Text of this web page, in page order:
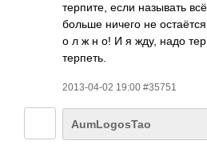
терпите, если называть
больше ничего не
о л ж н о! И я жду, надо
терпеть.
2013-04-02 19:00 #35751
AumLogosTao